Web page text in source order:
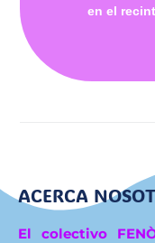
en el
ACERCA
El colectivo